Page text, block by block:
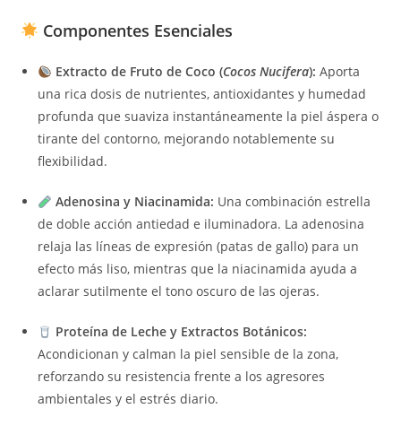
Componentes Esenciales
Extracto de Fruto de Coco (Cocos Nucifera): Aporta
una rica dosis de nutrientes, antioxidantes y humedad
profunda que suaviza instantáneamente la piel áspera o
tirante del contorno, mejorando notablemente su
flexibilidad.
Adenosina y Niacinamida: Una combinación estrella
de doble acción antiedad e iluminadora. La adenosina
relaja las líneas de expresión (patas de gallo) para un
efecto más liso, mientras que la niacinamida ayuda a
aclarar sutilmente el tono oscuro de las ojeras.
Proteína de Leche y Extractos Botánicos:
Acondicionan y calman la piel sensible de la zona,
reforzando su resistencia frente a los agresores
ambientales y el estrés diario.